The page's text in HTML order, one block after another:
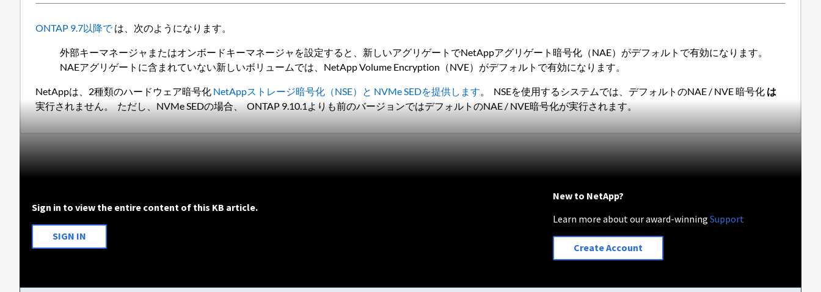
ONTAP 9.7以降では、次のようになります。
外部キーマネージャまたはオンボードキーマネージャを設定すると、新しいアグリゲートでNetAppアグリゲート暗号化（NAE）がデフォルトで有効になります。
NAEアグリゲートに含まれていない新しいボリュームでは、NetApp Volume Encryption（NVE）がデフォルトで有効になります。
NetAppは、2種類のハードウェア暗号化 NetAppストレージ暗号化（NSE）と NVMe SEDを提供します 。 NSEを使用するシステムでは、デフォルトのNAE / NVE 暗号化 は
実行されません。 ただし、NVMe SEDの場合、
ONTAP 9.10.1よりも前のバージョンではデフォルトのNAE / NVE暗号化が実行されます。
Sign in to view the entire content of this KB article.
SIGN IN
New to NetApp?
Learn more about our award-winningSupport
Create Account